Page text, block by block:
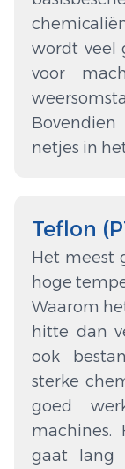
wordt veel
voor
netjes in
Teflon
Het meest
hoge
Waarom
hitte dan
ook
sterke
goed
gaat lang